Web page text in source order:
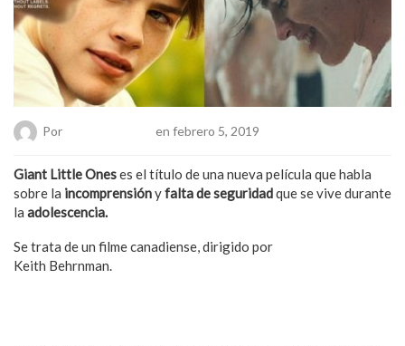
Por en febrero 5, 2019
Giant Little Oneses el título de una nueva película que habla
sobre la incomprensiónyfalta de seguridadque se vive durante
la adolescencia.
Se trata de un filme canadiense, dirigido por
Keith Behrnman.